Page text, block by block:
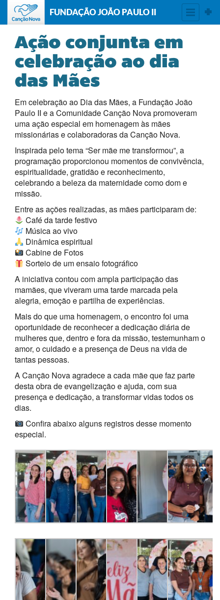
FUNDAÇÃO JOÃO PAULO II
Ação conjunta em
celebração ao dia
das Mães
Em celebração ao Dia das Mães, a Fundação João
Paulo II e a Comunidade Canção Nova promoveram
uma ação especial em homenagem às mães
missionárias e colaboradoras da Canção Nova.
Inspirada pelo tema “Ser mãe me transformou”, a
programação proporcionou momentos de convivência,
espiritualidade, gratidão e reconhecimento,
celebrando a beleza da maternidade como dom e
missão.
Entre as ações realizadas, as mães participaram de:
Café da tarde festivo
Música ao vivo
Dinâmica espiritual
Cabine de Fotos
Sorteio de um ensaio fotográfico
A iniciativa contou com ampla participação das
mamães, que viveram uma tarde marcada pela
alegria, emoção e partilha de experiências.
Mais do que uma homenagem, o encontro foi uma
oportunidade de reconhecer a dedicação diária de
mulheres que, dentro e fora da missão, testemunham o
amor, o cuidado e a presença de Deus na vida de
tantas pessoas.
A Canção Nova agradece a cada mãe que faz parte
desta obra de evangelização e ajuda, com sua
presença e dedicação, a transformar vidas todos os
dias.
Confira abaixo alguns registros desse momento
especial.